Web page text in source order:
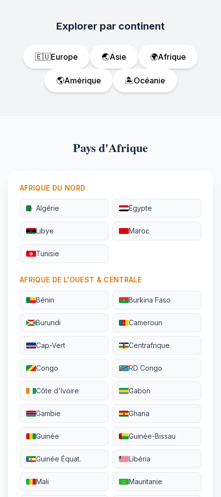
Explorer par continent
🇪🇺Europe 🌏Asie 🌍Afrique
🌎Amérique 🏝️Océanie
Pays d'Afrique
AFRIQUE DU NORD
Algérie Égypte
Libye Maroc
Tunisie
AFRIQUE DE L'OUEST & CENTRALE
Bénin Burkina Faso
Burundi Cameroun
Cap-Vert Centrafrique
Congo RD Congo
Côte d'Ivoire Gabon
Gambie Ghana
Guinée Guinée-Bissau
Guinée Équat. Libéria
Mali Mauritanie